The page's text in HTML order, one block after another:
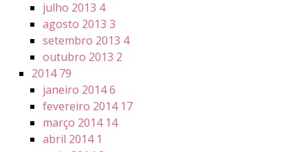
julho 2013 4
agosto 2013 3
setembro 2013 4
outubro 2013 2
201479
janeiro 20146
fevereiro 2014 17
março 2014 14
abril 2014 1